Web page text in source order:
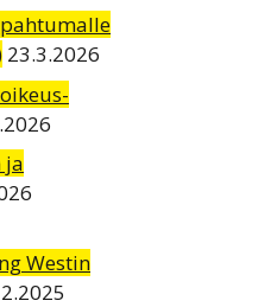
23.3.2026
ja
Westin